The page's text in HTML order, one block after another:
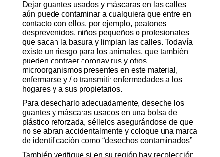
Dejar guantes usados ​​y máscaras en las calles
aún puede contaminar a cualquiera que entre en
contacto con ellos, por ejemplo, peatones
desprevenidos, niños pequeños o profesionales
que sacan la basura y limpian las calles. Todavía
existe un riesgo para los animales, que también
pueden contraer coronavirus y otros
microorganismos presentes en este material,
enfermarse y / o transmitir enfermedades a los
hogares y a sus propietarios.
Para desecharlo adecuadamente, deseche los
guantes y máscaras usados ​​en una bolsa de
plástico reforzada, séllelos asegurándose de que
no se abran accidentalmente y coloque una marca
de identificación como “desechos contaminados”.
También verifique si en su región hay recolección